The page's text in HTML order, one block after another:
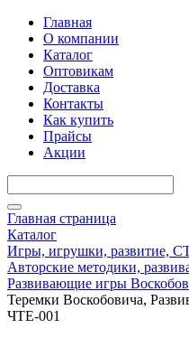
Главная
О компании
Каталог
Оптовикам
Доставка
Контакты
Как купить
Прайсы
Акции
Главная страница
Каталог
Игры, игрушки, развитие,
Авторские методики,
Развивающие игры
Теремки Воскобовича,
ЧТЕ-001